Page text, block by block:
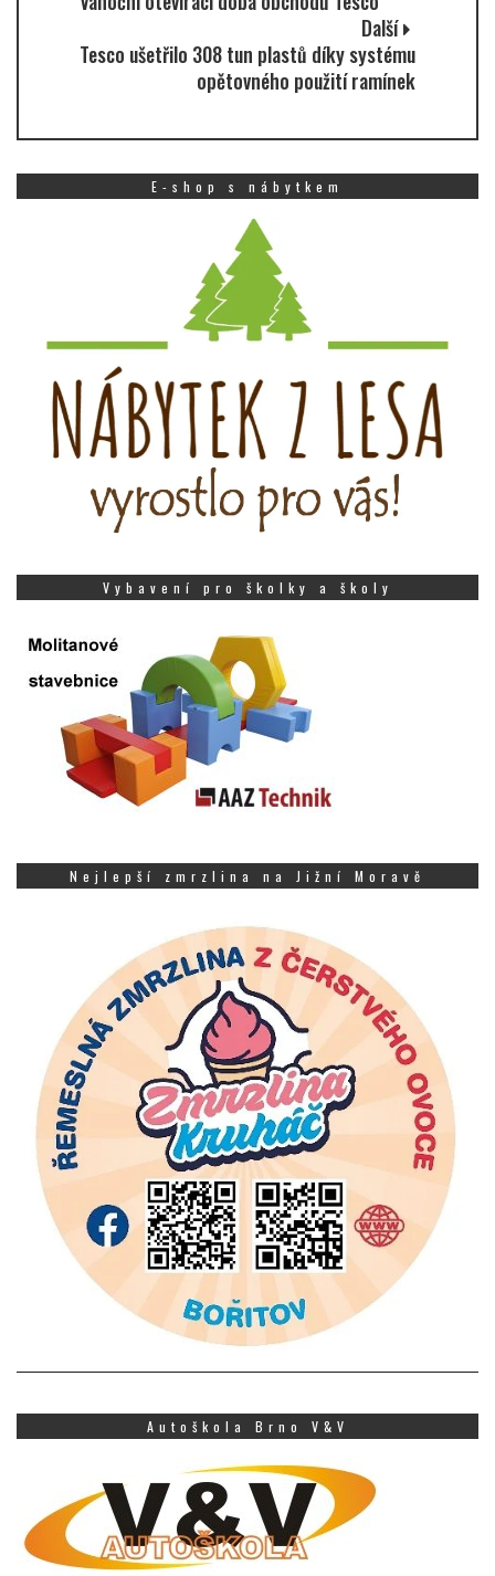
Další
Tesco ušetřilo 308 tun plastů díky systému
opětovného použití ramínek
E-shop s nábytkem
Vybavení pro školky a školy
Nejlepší zmrzlina na Jižní Moravě
Autoškola Brno V&V